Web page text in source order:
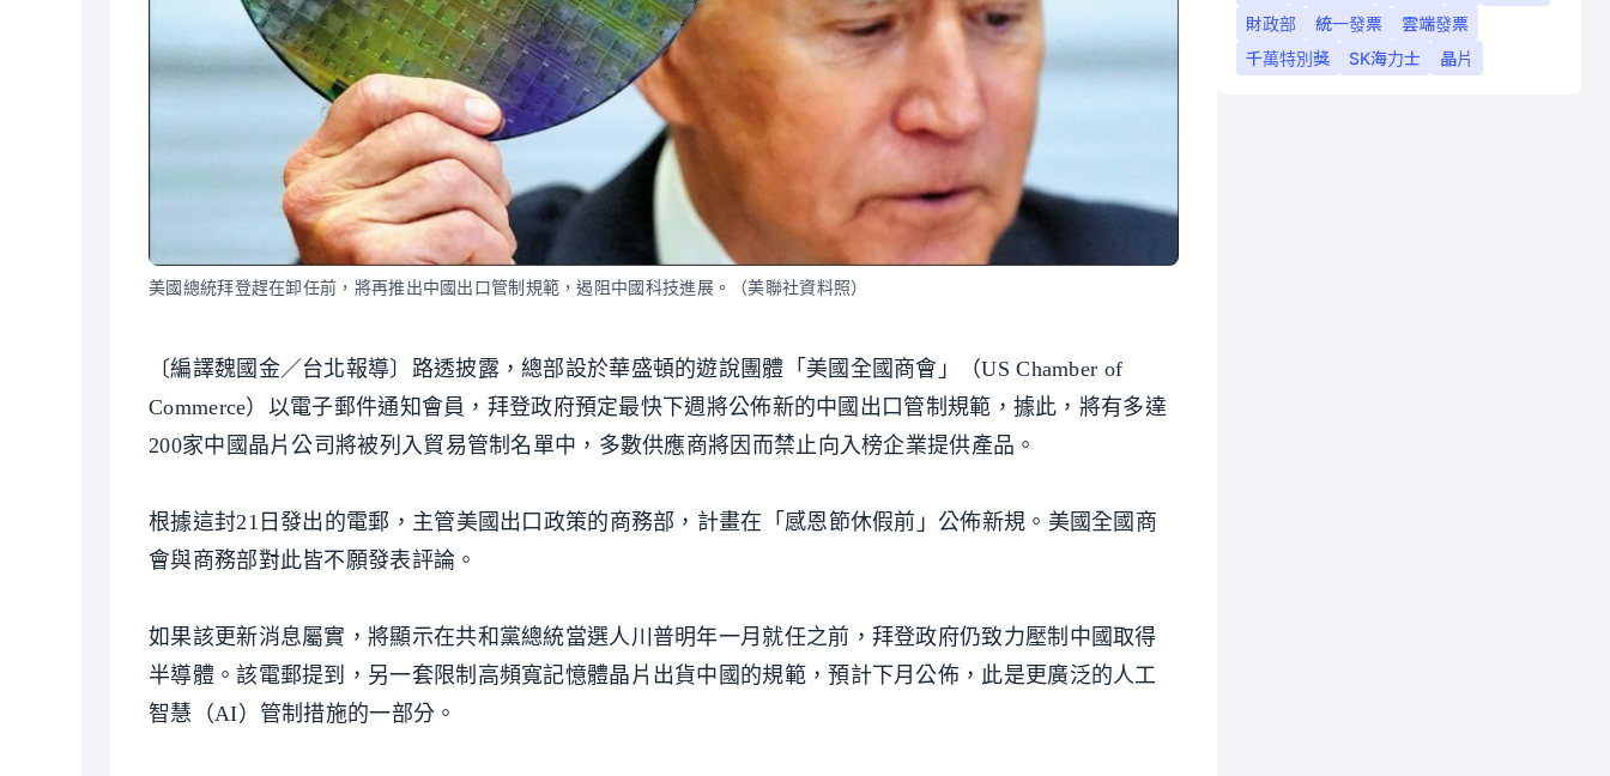
美國總統拜登趕在卸任前，將再推出中國出口管制規範，遏阻中國科技進展。（美聯社資料照）
〔編譯魏國金／台北報導〕路透披露，總部設於華盛頓的遊說團體「美國全國商會」（US Chamber of
Commerce）以電子郵件通知會員，拜登政府預定最快下週將公佈新的中國出口管制規範，據此，將有多達
200家中國晶片公司將被列入貿易管制名單中，多數供應商將因而禁止向入榜企業提供產品。
根據這封21日發出的電郵，主管美國出口政策的商務部，計畫在「感恩節休假前」公佈新規。美國全國商
會與商務部對此皆不願發表評論。
如果該更新消息屬實，將顯示在共和黨總統當選人川普明年一月就任之前，拜登政府仍致力壓制中國取得
半導體。該電郵提到，另一套限制高頻寬記憶體晶片出貨中國的規範，預計下月公佈，此是更廣泛的人工
智慧（AI）管制措施的一部分。
財政部
統一發票
雲端發票
千萬特別獎
SK海力士 晶片